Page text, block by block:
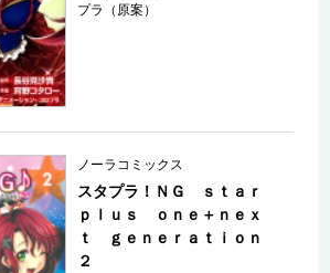
プラ（原案）
ノーラコミックス
スタプラ！ＮＧ ｓｔａｒ
ｐｌｕｓ ｏｎｅ＋ｎｅｘ
ｔ ｇｅｎｅｒａｔｉｏｎ
２